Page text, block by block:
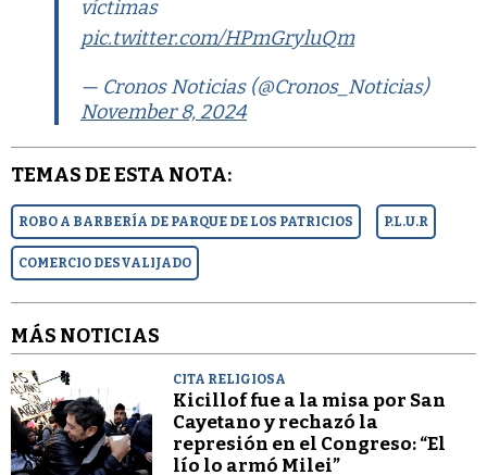
víctimas
pic.twitter.com/HPmGryluQm
— Cronos Noticias (@Cronos_Noticias)
November 8, 2024
TEMAS DE ESTA NOTA:
ROBO A BARBERÍA DE PARQUE DE LOS PATRICIOS P.L.U.R
COMERCIO DESVALIJADO
MÁS NOTICIAS
CITA RELIGIOSA
Kicillof fue a la misa por San
Cayetano y rechazó la
represión en el Congreso: “El
lío lo armó Milei”